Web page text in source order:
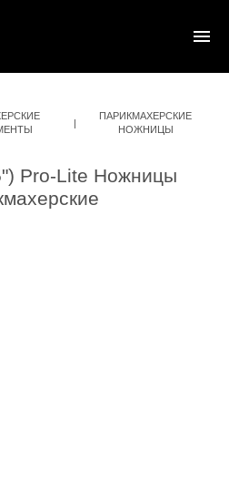
|
ПАРИКМАХЕРСКИЕ
НОЖНИЦЫ
Pro-Lite Ножницы